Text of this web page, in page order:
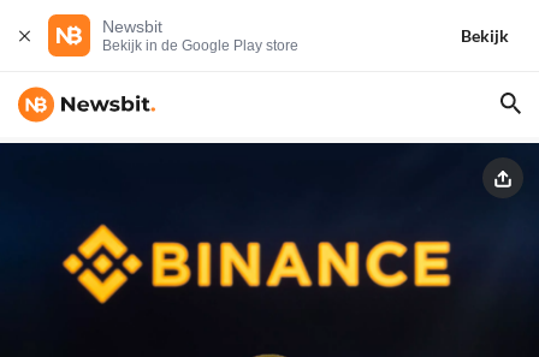
Newsbit
Bekijk in de Google Play store
Bekijk